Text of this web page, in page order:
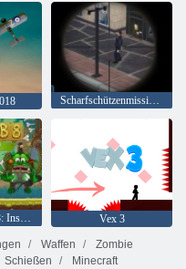
Scharfschützenmission 3d
Schnecke Bob 8: Inselgeschichte
Vex 3
Waffen
Zombie
Schießen
Minecraft